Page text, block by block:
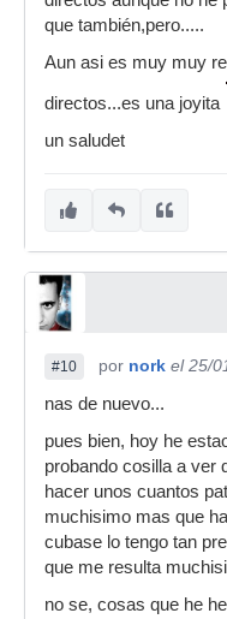
que también,pero.....
Aun asi es muy muy
directos...es una joyita
un saludet
#10 por nork el 25/
nas de nuevo...
pues bien, hoy he
probando cosilla a ver
hacer unos cuantos
muchisimo mas que
cubase lo tengo tan
que me resulta
no se, cosas que he